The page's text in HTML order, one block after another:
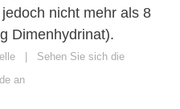
nicht mehr als 8
Dimenhydrinat).
| Sehen Sie sich die
an